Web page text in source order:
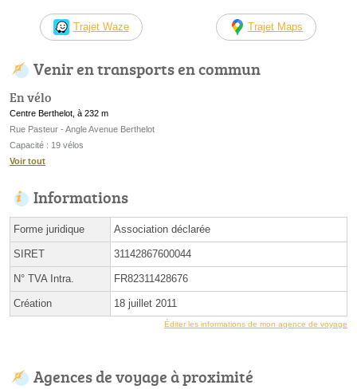
Trajet Waze Trajet Maps
Venir en transports en commun
En vélo
Centre Berthelot, à 232 m
Rue Pasteur - Angle Avenue Berthelot
Capacité : 19 vélos
Voir tout
Informations
Forme juridique Association déclarée
SIRET 31142867600044
N° TVA Intra. FR82311428676
Création 18 juillet 2011
Éditer les informations de mon agence de voyage
Agences de voyage à proximité